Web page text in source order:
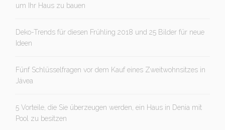
um Ihr Haus zu bauen
Deko-Trends für diesen Frühling 2018 und 25 Bilder für neue
Ideen
Fünf Schlüsselfragen vor dem Kauf eines Zweitwohnsitzes in
Jávea
5 Vorteile, die Sie überzeugen werden, ein Haus in Denia mit
Pool zu besitzen